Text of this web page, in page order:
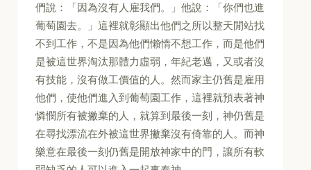
們說：「因為沒有人雇我們。」他說：「你們也進
葡萄園去。」這裡就彰顯出他們之所以整天閒站找
不到工作，不是因為他們懶惰不想工作，而是他們
是被這世界淘汰那體力虛弱，年紀老邁，又或者沒
有技能，沒有做工價值的人。然而家主仍舊是雇用
他們，使他們進入到葡萄園工作，這裡就預表著神
憐憫所有被撇棄的人，就算到最後一刻，神仍舊是
在尋找漂流在外被這世界撇棄沒有倚靠的人。而神
樂意在最後一刻仍舊是開放神家中的門，讓所有軟